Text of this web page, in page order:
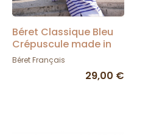
Béret Classique Bleu
Crépuscule made in
France - Le Béret
Français
Béret Français
29,00 €